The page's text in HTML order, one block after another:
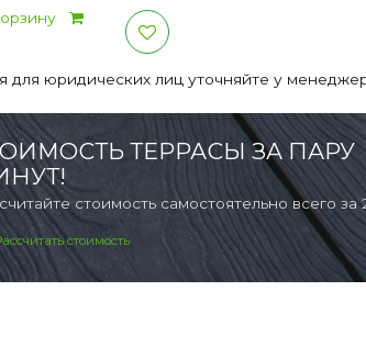
для юридических лиц уточняйте у
ТЕРРАСЫ ЗА ПАРУ
стоимость самостоятельно всего за
стоимость